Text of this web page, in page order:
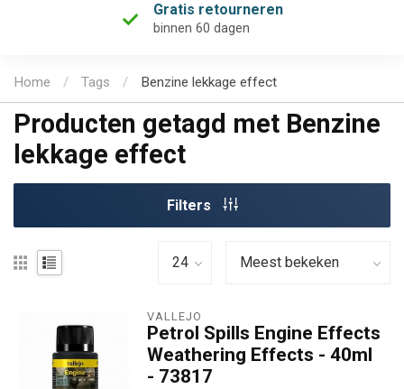
Gratis retourneren
binnen 60 dagen
Home / Tags / Benzine lekkage effect
Producten getagd met Benzine
lekkage effect
Filters
VALLEJO
Petrol Spills Engine Effects
Weathering Effects - 40ml
- 73817